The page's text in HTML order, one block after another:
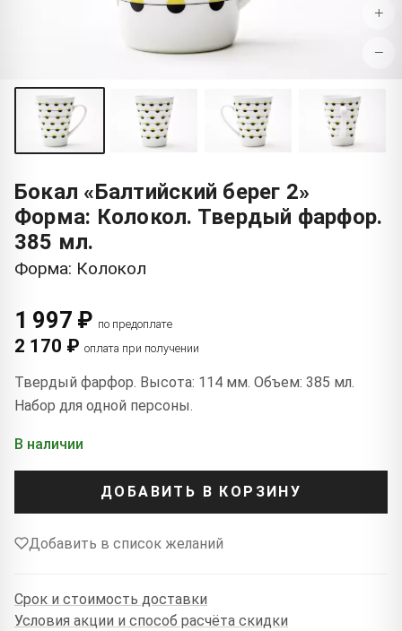
+
−
Бокал «Балтийский берег 2»
Форма: Колокол. Твердый фарфор.
385 мл.
Форма: Колокол
1 997 ₽ по предоплате
2 170 ₽ оплата при получении
Твердый фарфор. Высота: 114 мм. Объем: 385 мл.
Набор для одной персоны.
В наличии
ДОБАВИТЬ В КОРЗИНУ
Добавить в список желаний
Срок и стоимость доставки
Условия акции и способ расчёта скидки